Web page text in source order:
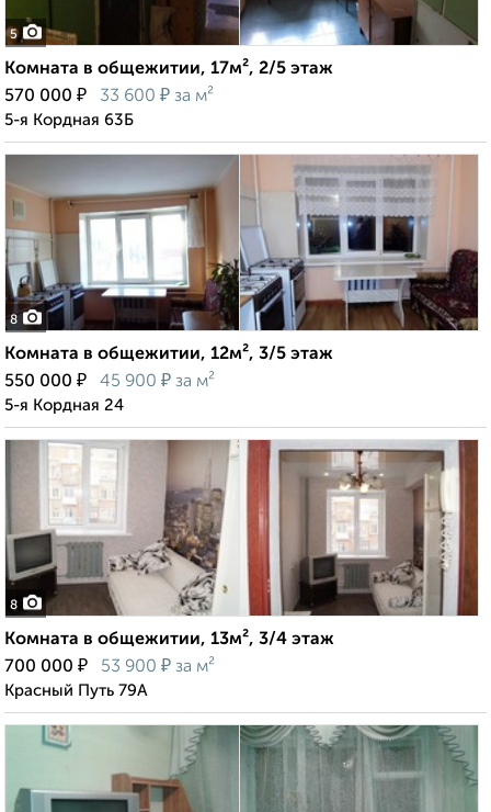
5
Комната в общежитии, 17м², 2/5 этаж
570 000 ₽ 33 600 ₽ за м²
5-я Кордная 63Б
8
Комната в общежитии, 12м², 3/5 этаж
550 000 ₽ 45 900 ₽ за м²
5-я Кордная 24
8
Комната в общежитии, 13м², 3/4 этаж
700 000 ₽ 53 900 ₽ за м²
Красный Путь 79А